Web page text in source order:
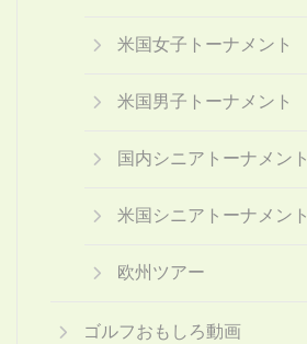
米国女子トーナメント
米国男子トーナメント
国内シニアトーナメント
米国シニアトーナメント
欧州ツアー
ゴルフおもしろ動画